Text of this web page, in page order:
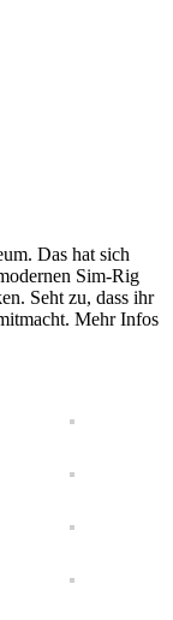
Das hat sich
Sim-Rig
Seht zu, dass ihr
Mehr Infos